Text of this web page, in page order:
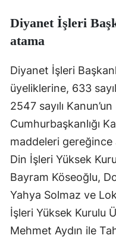
Diyanet İşleri
atama
Diyanet İşleri
üyeliklerine, 633
2547 sayılı
Cumhurbaşkanlığı
maddeleri gereğince
Din İşleri Yüksek
Bayram Köseoğlu,
Yahya Solmaz ve
İşleri Yüksek Kurulu
Mehmet Aydın ile